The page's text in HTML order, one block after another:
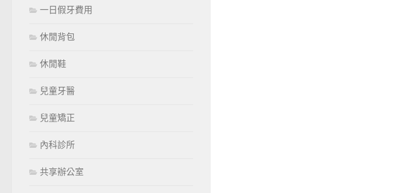
一日假牙費用
休閒背包
休閒鞋
兒童牙醫
兒童矯正
內科診所
共享辦公室